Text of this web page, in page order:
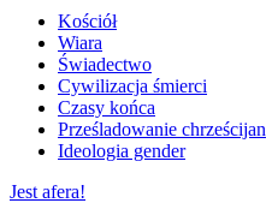
Kościół
Wiara
Świadectwo
Cywilizacja śmierci
Czasy końca
Prześladowanie chrześcijan
Ideologia gender
Jest afera!